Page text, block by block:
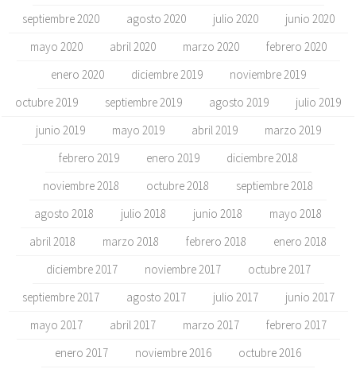
septiembre 2020
agosto 2020 julio 2020
junio 2020
mayo 2020
abril 2020 marzo 2020
febrero 2020
enero 2020
diciembre 2019
noviembre 2019
octubre 2019
septiembre 2019 agosto 2019
julio 2019
junio 2019
mayo 2019 abril 2019
marzo 2019
febrero 2019
enero 2019
diciembre 2018
noviembre 2018
octubre 2018
septiembre 2018
agosto 2018
julio 2018 junio 2018
mayo 2018
abril 2018
marzo 2018 febrero 2018
enero 2018
diciembre 2017
noviembre 2017
octubre 2017
septiembre 2017
agosto 2017 julio 2017
junio 2017
mayo 2017
abril 2017 marzo 2017
febrero 2017
enero 2017
noviembre 2016 octubre 2016